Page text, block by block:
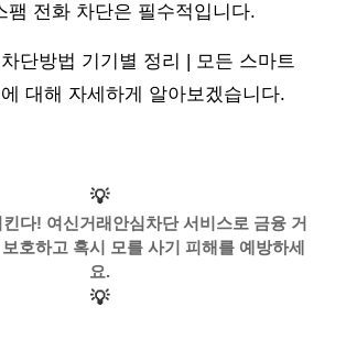
팸 전화 차단은 필수적입니다.
단방법 기기별 정리 | 모든 스마트
대해 자세하게 알아보겠습니다.
💡
다! 여신거래안심차단 서비스로 금융 거
호하고 혹시 모를 사기 피해를 예방하세
요.
💡